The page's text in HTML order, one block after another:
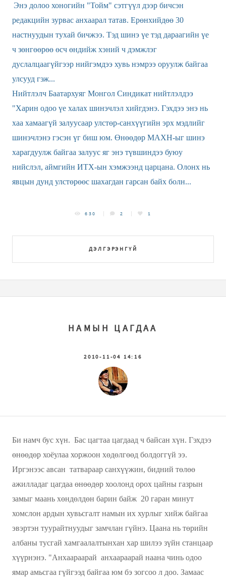
Энэ долоо хоногийн "Тойм" сэтгүүл дээр бичсэн
редакцийн зурвас анхаарал татав. Ерөнхийдөө 30
настнуудын тухай бичжээ. Тэд шинэ үе тэд дараагийн үе
ч зөнгөөрөө өсч өндийж хэний ч дэмжлэг
дуслалцаагүйгээр нийгэмдээ хувь нэмрээ оруулж байгаа
улсууд гэж...
Нийтлэлч Баатархуяг Монгол Синдикат нийтлэлдээ
"Харин одоо үе халах шинэчлэл хийгдэнэ. Гэхдээ энэ нь
хаа хамаагүй залуусаар улстөр-санхүүгийн эрх мэдлийг
шинэчлэнэ гэсэн үг биш юм. Өнөөдөр МАХН-ыг шинэ
харагдуулж байгаа залуус яг энэ түвшиндээ буюу
нийслэл, аймгийн ИТХ-ын хэмжээнд царцана. Олонх нь
явцын дунд улстөрөөс шахагдан гарсан байх болн...
ДЭЛГЭРЭНГҮЙ
630 2 1
НАМЫН ЦАГДАА
2010-11-04 14:16
Би намч бус хүн. Бас цагтаа цагдаад ч байсан хүн. Гэхдээ
өнөөдөр хоёулаа хоржоон хөдөлгөөд болдоггүй ээ.
Иргэнээс авсан татвараар санхүүжин, бидний төлөө
ажилладаг цагдаа өнөөдөр хоолонд орох цайны газрын
замыг маань хөндөлдөн барин байж 20 гаран минут
хомслон ардын хувьсгалт намын их хурлыг хийж байгаа
эвэртэн туурайтнуудыг замчлан гүйнэ. Цаана нь төрийн
албаны тусгай хамгаалалтынхан хар шилээ зүйн станцаар
хүүрнэнэ. "Анхаараарай анхаараарай наана чинь одоо
ямар амьсгаа гүйгээд байгаа юм бэ зогсоо л доо. Замаас